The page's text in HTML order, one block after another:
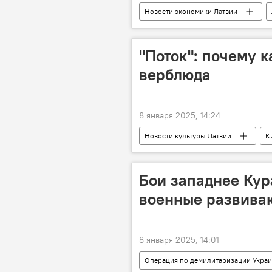
Новости экономики Латвии
правительство Латвии
"Поток": почему
верблюда
8 января 2025, 14:24
Новости культуры Латвии
Бои западнее
военные
8 января 2025, 14:01
Операция по демилитаризации